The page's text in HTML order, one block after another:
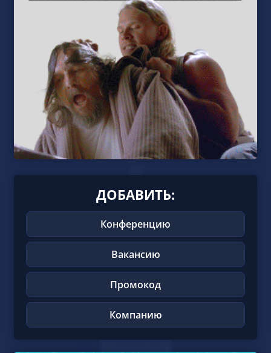
ДОБАВИТЬ:
Конференцию
Вакансию
Промокод
Компанию